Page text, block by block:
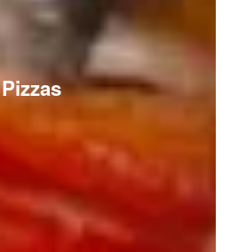
Pizzas